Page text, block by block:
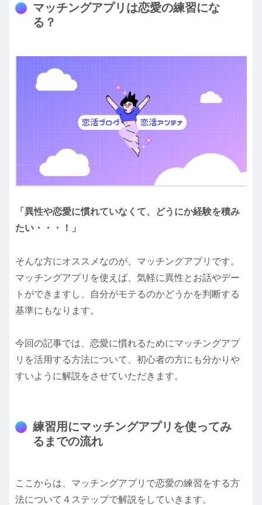
マッチングアプリは恋愛の練習にな
る？
「異性や恋愛に慣れていなくて、どうにか経験を積み
たい・・・！」
そんな方にオススメなのが、マッチングアプリです。
マッチングアプリを使えば、気軽に異性とお話やデー
トができますし、自分がモテるのかどうかを判断する
基準にもなります。
今回の記事では、恋愛に慣れるためにマッチングアプ
リを活用する方法について、初心者の方にも分かりや
すいように解説をさせていただきます。
練習用にマッチングアプリを使ってみ
るまでの流れ
ここからは、マッチングアプリで恋愛の練習をする方
法について４ステップで解説をしていきます。